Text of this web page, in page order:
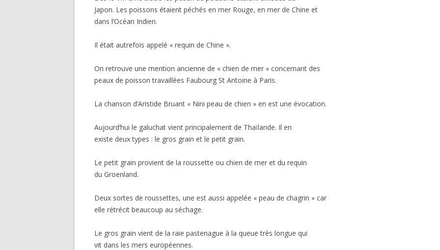
Japon. Les poissons étaient péchés en mer Rouge, en mer de Chine et
dans l’Océan Indien.
Il était autrefois appelé « requin de Chine ».
On retrouve une mention ancienne de « chien de mer » concernant des
peaux de poisson travaillées Faubourg St Antoine à Paris.
La chanson d’Aristide Bruant « Nini peau de chien » en est une évocation.
Aujourd’hui le galuchat vient principalement de Thaïlande. Il en
existe deux types : le gros grain et le petit grain.
Le petit grain provient de la roussette ou chien de mer et du requin
du Groenland.
Deux sortes de roussettes, une est aussi appelée « peau de chagrin » car
elle rétrécit beaucoup au séchage.
Le gros grain vient de la raie pastenague à la queue très longue qui
vit dans les mers européennes.